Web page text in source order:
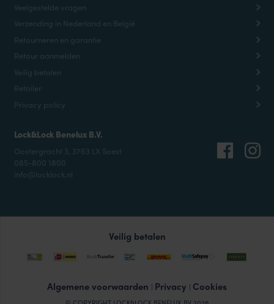
Veelgestelde vragen
Verzending in Nederland en België
Retourneren en garantie
Retour aanmelden
Veilig betalen
Retailer
Privacy policy
Lock&Lock Benelux B.V.
Oostergracht 3, 3763 LX Soest
085-800 1800
info@locklock.nl
Veilig betalen
Algemene voorwaarden | Privacy | Cookies